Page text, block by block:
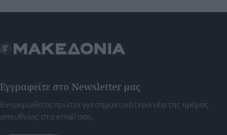
Εγγραφείτε στο Newsletter μας
Ενημερωθείτε πρώτοι για σημαντικότερα νέα της ημέρας
απευθείας στο email σας.